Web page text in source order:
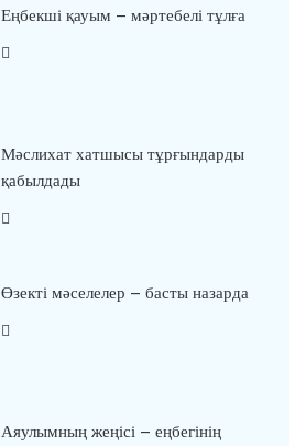
Еңбекші қауым – мәртебелі тұлға
Мәслихат хатшысы тұрғындарды
қабылдады
Өзекті мәселелер – басты назарда
Аяулымның жеңісі – еңбегінің